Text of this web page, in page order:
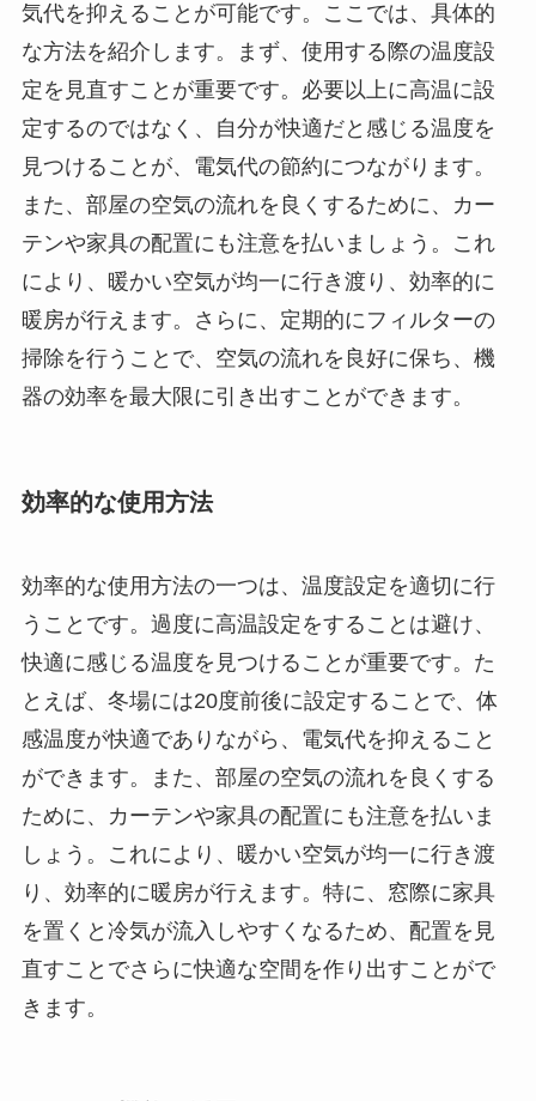
気代を抑えることが可能です。ここでは、具体的
な方法を紹介します。まず、使用する際の温度設
定を見直すことが重要です。必要以上に高温に設
定するのではなく、自分が快適だと感じる温度を
見つけることが、電気代の節約につながります。
また、部屋の空気の流れを良くするために、カー
テンや家具の配置にも注意を払いましょう。これ
により、暖かい空気が均一に行き渡り、効率的に
暖房が行えます。さらに、定期的にフィルターの
掃除を行うことで、空気の流れを良好に保ち、機
器の効率を最大限に引き出すことができます。
効率的な使用方法
効率的な使用方法の一つは、温度設定を適切に行
うことです。過度に高温設定をすることは避け、
快適に感じる温度を見つけることが重要です。た
とえば、冬場には20度前後に設定することで、体
感温度が快適でありながら、電気代を抑えること
ができます。また、部屋の空気の流れを良くする
ために、カーテンや家具の配置にも注意を払いま
しょう。これにより、暖かい空気が均一に行き渡
り、効率的に暖房が行えます。特に、窓際に家具
を置くと冷気が流入しやすくなるため、配置を見
直すことでさらに快適な空間を作り出すことがで
きます。